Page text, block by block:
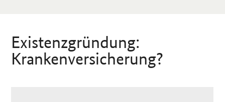
Existenzgründung:
Krankenversicherung?